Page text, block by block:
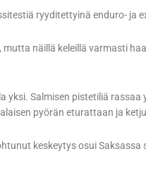
ryyditettyinä enduro- ja
näillä keleillä varmasti
yksi. Salmisen pistetiliä
pyörän eturattaan ja
keskeytys osui